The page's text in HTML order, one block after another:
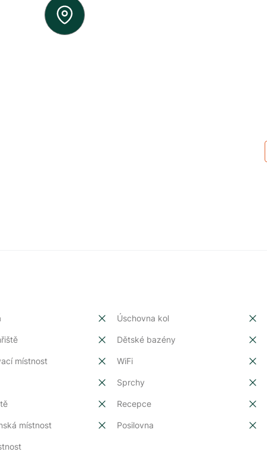
Úschovna kol
Dětské bazény
místnost WiFi
Sprchy
Recepce
místnost Posilovna